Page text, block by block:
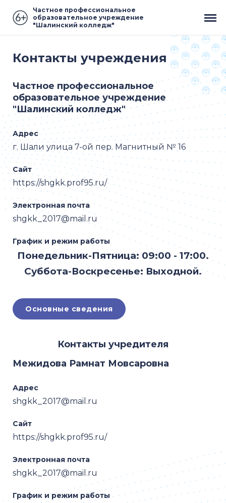
Частное профессиональное
образовательное учреждение
"Шалинский колледж"
Контакты учреждения
Частное профессиональное
образовательное учреждение
"Шалинский колледж"
Адрес
г. Шали улица 7-ой пер. Магнитный № 16
Сайт
https://shgkk.prof95.ru/
Электронная почта
shgkk_2017@mail.ru
График и режим работы
Понедельник-Пятница: 09:00 - 17:00.
Суббота-Воскресенье: Выходной.
Основные сведения
Контакты учредителя
Межидова Рамнат Мовсаровна
Адрес
shgkk_2017@mail.ru
Сайт
https://shgkk.prof95.ru/
Электронная почта
shgkk_2017@mail.ru
График и режим работы